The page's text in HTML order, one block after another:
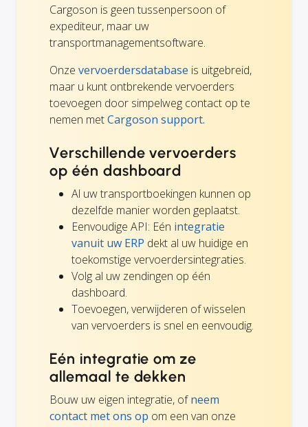
Cargoson is geen tussenpersoon of
expediteur, maar uw
transportmanagementsoftware.
Onze vervoerdersdatabase is uitgebreid,
maar u kunt ontbrekende vervoerders
toevoegen door simpelweg contact op te
nemen metCargoson support.
Verschillende vervoerders
op één dashboard
Al uw transportboekingen kunnen op
dezelfde manier worden geplaatst.
Eenvoudige API: Eén integratie
vanuit uw ERP dekt al uw huidige en
toekomstige vervoerdersintegraties.
Volg al uw zendingen op één
dashboard.
Toevoegen, verwijderen of wisselen
van vervoerders is snel en eenvoudig.
Eén integratie om ze
allemaal te dekken
Bouw uw eigen integratie, ofneem
contact met ons op om een van onze